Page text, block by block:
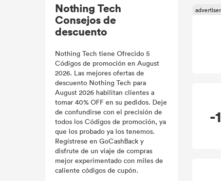
Nothing Tech
Consejos de
descuento
Nothing Tech tiene Ofrecido 5
Códigos de promoción en August
2026. Las mejores ofertas de
descuento Nothing Tech para
August 2026 habilitan clientes a
tomar 40% OFF en su pedidos. Deje
de confundirse con el precisión de
todos los Códigos de promoción, ya
que los probado ya los tenemos.
Regístrese en GoCashBack y
disfrute de un viaje de compras
mejor experimentado con miles de
caliente códigos de cupón.
-